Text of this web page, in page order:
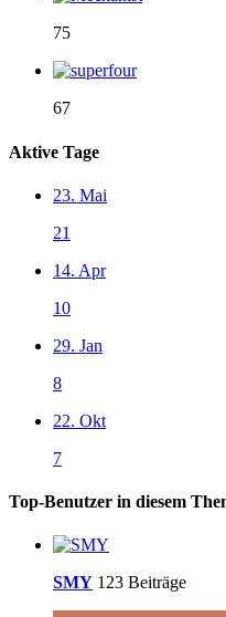
75
67
Aktive Tage
23. Mai
21
14. Apr
10
29. Jan
8
22. Okt
7
Top-Benutzer in diesem
SMY 123 Beiträge